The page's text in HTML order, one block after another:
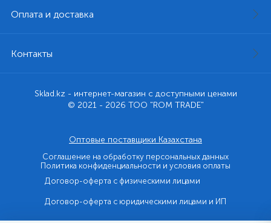
Оплата и доставка
Контакты
Sklad.kz - интернет-магазин с доступными ценами
© 2021 - 2026 ТОО "ROM TRADE"
Оптовые поставщики Казахстана
Соглашение на обработку персональных данных
Политика конфиденциальности и условия оплаты
Договор-оферта с физическими лицами
Договор-оферта с юридическими лицами и ИП